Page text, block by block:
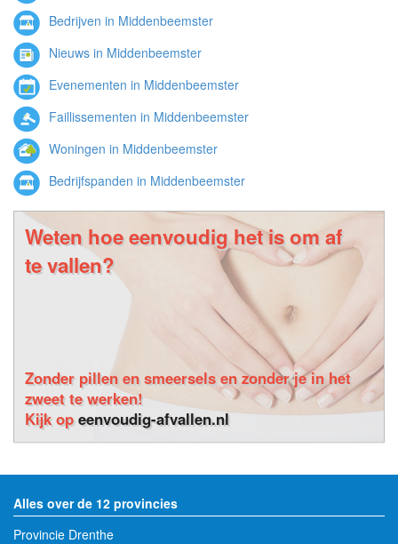
Bedrijven in Middenbeemster
Nieuws in Middenbeemster
Evenementen in Middenbeemster
Faillissementen in Middenbeemster
Woningen in Middenbeemster
Bedrijfspanden in Middenbeemster
Weten hoe eenvoudig het is om af
te vallen?
Zonder pillen en smeersels en zonder je in het
zweet te werken!
Kijk opeenvoudig-afvallen.nl
Alles over de 12 provincies
Provincie Drenthe